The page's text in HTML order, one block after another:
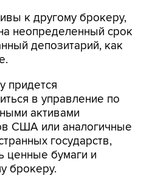
к другому брокеру,
неопределенный срок
депозитарий, как
придется
в управление по
активами
США или аналогичные
государств,
ценные бумаги и
брокеру.